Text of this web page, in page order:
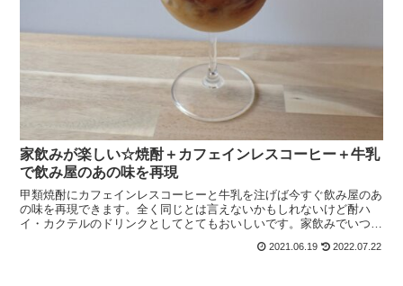
家飲みが楽しい☆焼酎＋カフェインレスコーヒー＋牛乳
で飲み屋のあの味を再現
甲類焼酎にカフェインレスコーヒーと牛乳を注げば今すぐ飲み屋のあ
の味を再現できます。全く同じとは言えないかもしれないけど酎ハ
イ・カクテルのドリンクとしてとてもおいしいです。家飲みでいつも
2021.06.19 2022.07.22